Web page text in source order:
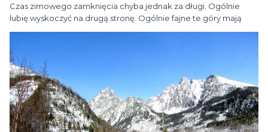
Czas zimowego zamknięcia chyba jednak za długi. Ogólnie
lubię wyskoczyć na drugą stronę. Ogólnie fajne te góry mają